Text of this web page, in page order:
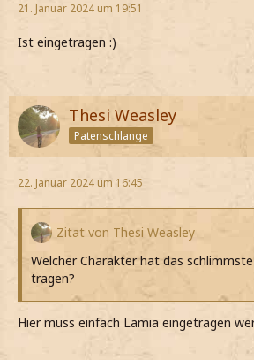
21. Januar 2024 um 19:51
Ist eingetragen :)
Thesi Weasley
Patenschlange
22. Januar 2024 um 16:45
Zitat von Thesi Weasley
Welcher Charakter hat das schlimmste
tragen?
Hier muss einfach Lamia eingetragen